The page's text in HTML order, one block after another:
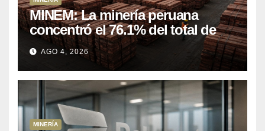
MINEM: La minería peruana
concentró el 76.1% del total de
las exportaciones nacionales
entre enero y abril de 2026
AGO 4, 2026
MINERÍA